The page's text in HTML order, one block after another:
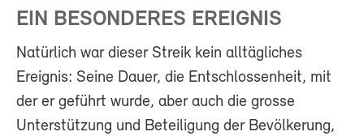
EIN BESONDERES EREIGNIS
Natürlich war dieser Streik kein alltägliches
Ereignis: Seine Dauer, die Entschlossenheit, mit
der er geführt wurde, aber auch die grosse
Unterstützung und Beteiligung der Bevölkerung,